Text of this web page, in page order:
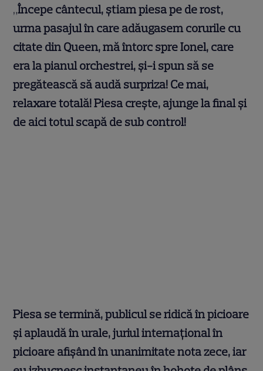
„Începe cântecul, știam piesa pe de rost,
urma pasajul în care adăugasem corurile cu
citate din Queen, mă întorc spre Ionel, care
era la pianul orchestrei, și-i spun să se
pregătească să audă surpriza! Ce mai,
relaxare totală! Piesa crește, ajunge la final și
de aici totul scapă de sub control!
Piesa se termină, publicul se ridică în picioare
și aplaudă în urale, juriul internațional în
picioare afișând în unanimitate nota zece, iar